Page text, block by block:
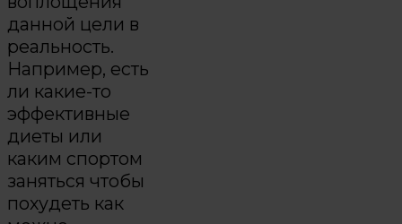
данной цели в
реальность.
Например, есть
ли какие-то
эффективные
диеты или
каким спортом
заняться чтобы
похудеть как